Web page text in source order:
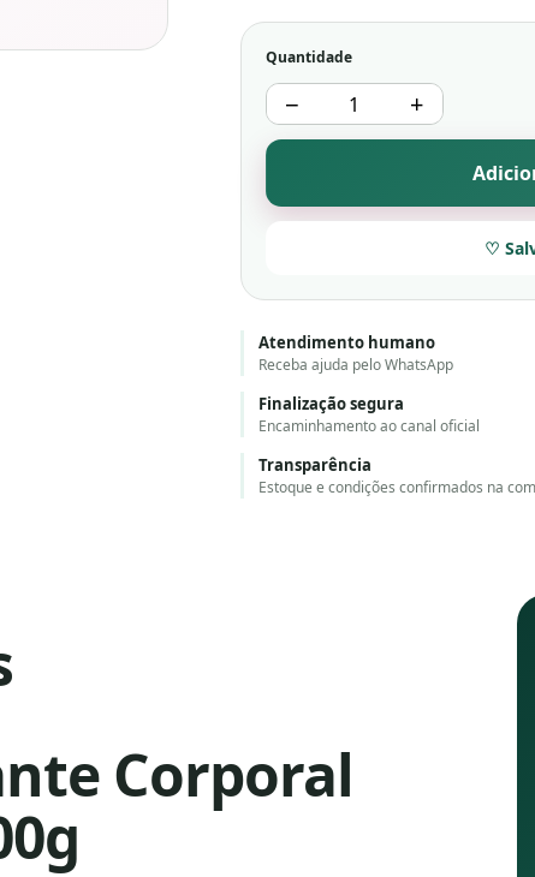
Quantidade
− +
♡
Atendimento humano
Receba ajuda pelo WhatsApp
Finalização segura
Encaminhamento ao canal oficial
Transparência
Estoque e condições confirmados na
Corporal